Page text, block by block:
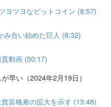
ヨツヨなビットコイン (8:57)
み合い始めた巨人 (8:32)
動画 (50:17)
早い（2024年2月19日）
富格差の拡大を示す (13:48)